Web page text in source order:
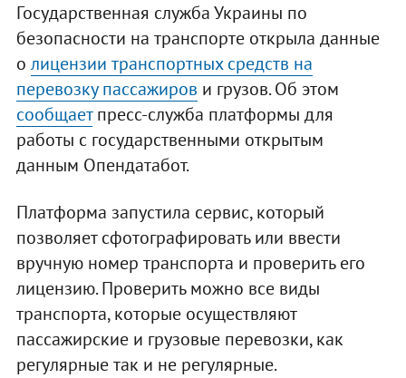
Государственная служба Украины по
безопасности на транспорте открыла данные
о лицензии транспортных средств на
перевозку пассажиров и грузов. Об этом
сообщаетпресс-служба платформы для
работы с государственными открытым
данным Опендатабот.
Платформа запустила сервис, который
позволяет сфотографировать или ввести
вручную номер транспорта и проверить его
лицензию. Проверить можно все виды
транспорта, которые осуществляют
пассажирские и грузовые перевозки, как
регулярные так и не регулярные.